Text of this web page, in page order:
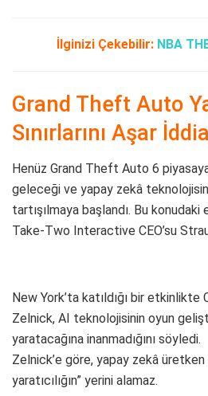
İlginizi Çekebilir: NBA
Grand Theft Auto
Sınırlarını Aşar
Henüz Grand Theft Auto 6
geleceği ve yapay zekâ
tartışılmaya başlandı. Bu konudaki
Take-Two Interactive CEO’su
New York’ta katıldığı bir etkinlikte
Zelnick, AI teknolojisinin oyun
yaratacağına inanmadığını söyledi.
Zelnick’e göre, yapay zekâ
yaratıcılığın” yerini alamaz.